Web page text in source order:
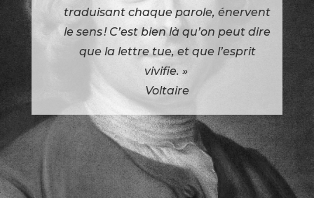
traduisant chaque parole, énervent
le sens! C’est bien là qu’on peut dire
que la lettre tue, et que l’esprit
vivifie. »
Voltaire